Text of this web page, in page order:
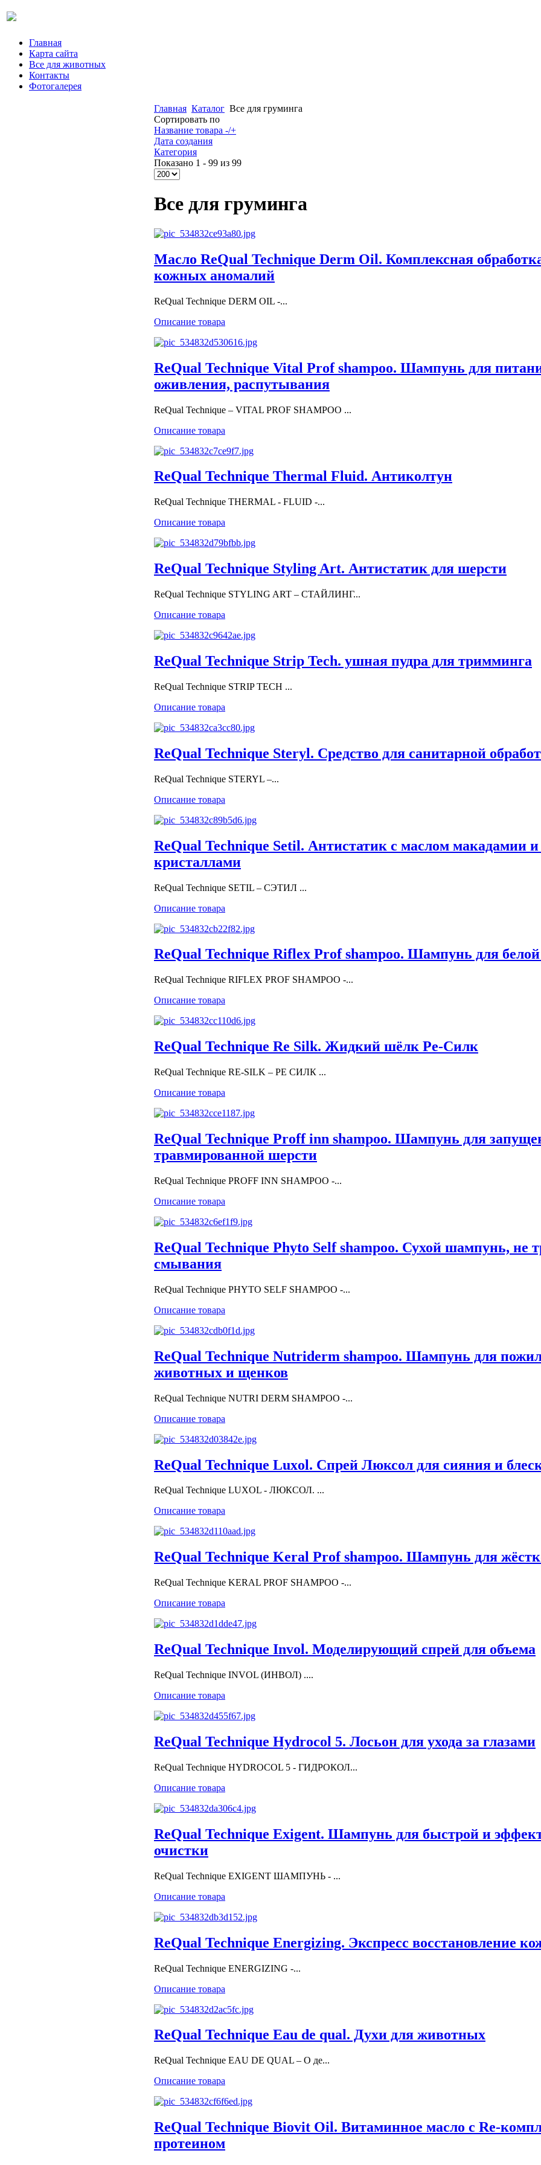
Главная
Карта сайта
Все для животных
Контакты
Фотогалерея
Главная Каталог Все для груминга
Сортировать по
Название товара -/+
Дата создания
Категория
Показано 1 - 99 из 99
Все для груминга
Масло ReQual Technique Derm Oil. Комплексная
кожных аномалий
ReQual Technique DERM OIL -...
Описание товара
ReQual Technique Vital Prof shampoo. Шампунь для
оживления, распутывания
ReQual Technique – VITAL PROF SHAMPOO ...
Описание товара
ReQual Technique Thermal Fluid. Антиколтун
ReQual Technique THERMAL - FLUID -...
Описание товара
ReQual Technique Styling Art. Антистатик для шерсти
ReQual Technique STYLING ART – СТАЙЛИНГ...
Описание товара
ReQual Technique Strip Tech. ушная пудра для тримминга
ReQual Technique STRIP TECH ...
Описание товара
ReQual Technique Steryl. Средство для санитарной
ReQual Technique STERYL –...
Описание товара
ReQual Technique Setil. Антистатик с маслом макадамии
кристаллами
ReQual Technique SETIL – СЭТИЛ ...
Описание товара
ReQual Technique Riflex Prof shampoo. Шампунь для
ReQual Technique RIFLEX PROF SHAMPOO -...
Описание товара
ReQual Technique Re Silk. Жидкий шёлк Ре-Силк
ReQual Technique RE-SILK – РЕ СИЛК ...
Описание товара
ReQual Technique Proff inn shampoo. Шампунь для
травмированной шерсти
ReQual Technique PROFF INN SHAMPOO -...
Описание товара
ReQual Technique Phyto Self shampoo. Сухой шампунь, не
смывания
ReQual Technique PHYTO SELF SHAMPOO -...
Описание товара
ReQual Technique Nutriderm shampoo. Шампунь для
животных и щенков
ReQual Technique NUTRI DERM SHAMPOO -...
Описание товара
ReQual Technique Luxol. Спрей Люксол для сияния и
ReQual Technique LUXOL - ЛЮКСОЛ. ...
Описание товара
ReQual Technique Keral Prof shampoo. Шампунь для
ReQual Technique KERAL PROF SHAMPOO -...
Описание товара
ReQual Technique Invol. Моделирующий спрей для объема
ReQual Technique INVOL (ИНВОЛ) ....
Описание товара
ReQual Technique Hydrocol 5. Лосьон для ухода за глазами
ReQual Technique HYDROCOL 5 - ГИДРОКОЛ...
Описание товара
ReQual Technique Exigent. Шампунь для быстрой и
очистки
ReQual Technique EXIGENT ШАМПУНЬ - ...
Описание товара
ReQual Technique Energizing. Экспресс восстановление
ReQual Technique ENERGIZING -...
Описание товара
ReQual Technique Eau de qual. Духи для животных
ReQual Technique EAU DE QUAL – О де...
Описание товара
ReQual Technique Biovit Oil. Витаминное масло с Re-
протеином